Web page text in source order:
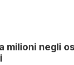
milioni negli